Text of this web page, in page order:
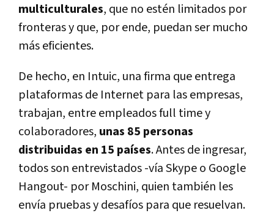
multiculturales, que no estén limitados por
fronteras y que, por ende, puedan ser mucho
más eficientes.
De hecho, en Intuic, una firma que entrega
plataformas de Internet para las empresas,
trabajan, entre empleados full time y
colaboradores, unas 85 personas
distribuidas en 15 países. Antes de ingresar,
todos son entrevistados -vía Skype o Google
Hangout- por Moschini, quien también les
envía pruebas y desafíos para que resuelvan.